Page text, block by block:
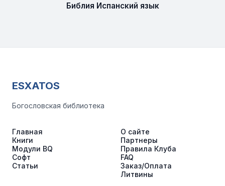
Библия Испанский язык
ESXATOS
Богословская библиотека
Главная
Книги
Модули BQ
Софт
Статьи
О сайте
Партнеры
Правила Клуба
FAQ
Заказ/Оплата
Литвины